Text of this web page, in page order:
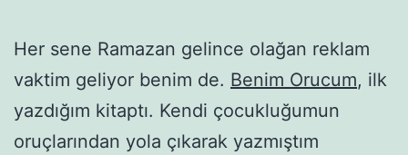
Her sene Ramazan gelince olağan reklam
vaktim geliyor benim de. Benim Orucum, ilk
yazdığım kitaptı. Kendi çocukluğumun
oruçlarından yola çıkarak yazmıştım